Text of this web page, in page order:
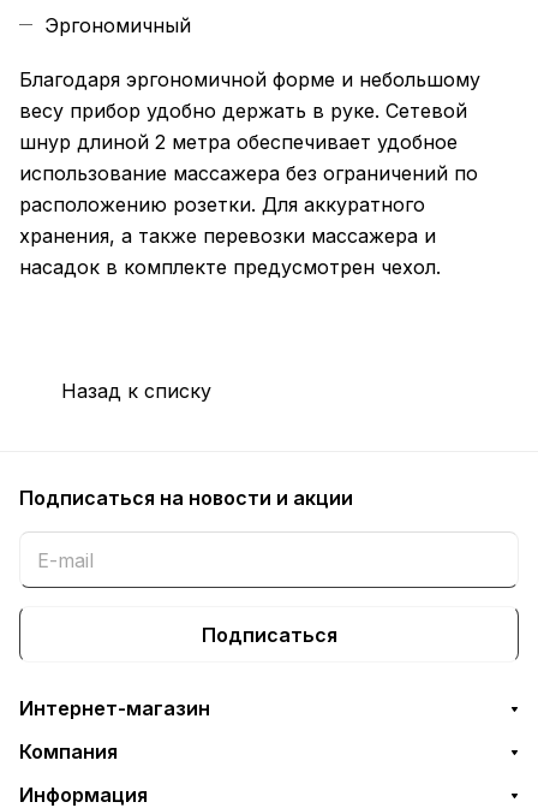
Эргономичный
Благодаря эргономичной форме и небольшому
весу прибор удобно держать в руке. Сетевой
шнур длиной 2 метра обеспечивает удобное
использование массажера без ограничений по
расположению розетки. Для аккуратного
хранения, а также перевозки массажера и
насадок в комплекте предусмотрен чехол.
Назад к списку
Подписаться на новости и акции
Подписаться
Интернет-магазин
Компания
Информация